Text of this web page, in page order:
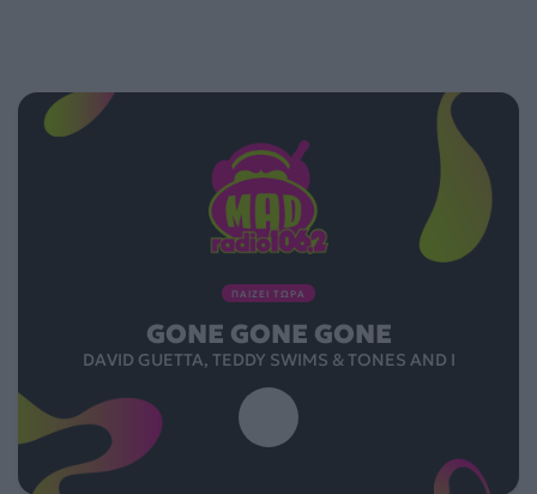
ΠΑΙΖΕΙ ΤΩΡΑ
GONE GONE GONE
DAVID GUETTA, TEDDY SWIMS & TONES AND I